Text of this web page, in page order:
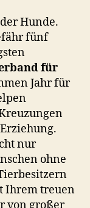
Hunde.
fünf
für
Jahr für
nur
ohne
Ihrem treuen